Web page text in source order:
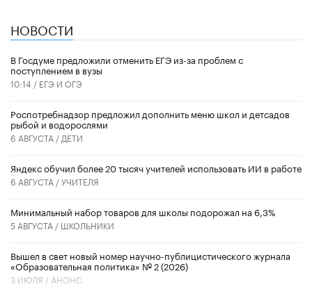
НОВОСТИ
В Госдуме предложили отменить ЕГЭ из-за проблем с
поступлением в вузы
10:14 / ЕГЭ И ОГЭ
Роспотребнадзор предложил дополнить меню школ и детсадов
рыбой и водорослями
6 АВГУСТА / ДЕТИ
​Яндекс обучил более 20 тысяч учителей использовать ИИ в работе
6 АВГУСТА /УЧИТЕЛЯ
Минимальный набор товаров для школы подорожал на 6,3%
5 АВГУСТА / ШКОЛЬНИКИ
Вышел в свет новый номер научно-публицистического журнала
«Образовательная политика» № 2 (2026)
3 ИЮЛЯ / АНОНС